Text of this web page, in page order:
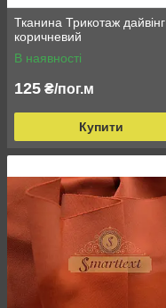
Тканина Трикотаж дайвінг
коричневий
В наявності
125 ₴/пог.м
Купити